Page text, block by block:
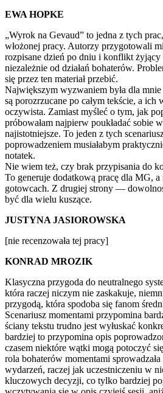
EWA HOPKE
„Wyrok na Gevaud” to jedna z tych
włożonej pracy. Autorzy przygotowali
rozpisane dzień po dniu i konflikt żyjący
niezależnie od działań bohaterów.
się przez ten materiał przebić.
Największym wyzwaniem była dla
są porozrzucane po całym tekście, a ich
oczywista. Zamiast myśleć o tym, jak
próbowałam najpierw poukładać sobie
najistotniejsze. To jeden z tych
poprowadzeniem musiałabym
notatek.
Nie wiem też, czy brak przypisania do
To generuje dodatkową pracę dla MG,
gotowcach. Z drugiej strony —
być dla wielu kuszące.
JUSTYNA JASIOROWSKA
[nie recenzowała tej pracy]
KONRAD MROZIK
Klasyczna przygoda do neutralnego
która raczej niczym nie zaskakuje,
przygodą, która spodoba się fanom
Scenariusz momentami przypomina
ściany tekstu trudno jest wyłuskać
bardziej to przypomina opis
czasem niektóre wątki mogą potoczyć
rola bohaterów momentami
wydarzeń, raczej jak uczestniczeniu w
kluczowych decyzji, co tylko bardziej